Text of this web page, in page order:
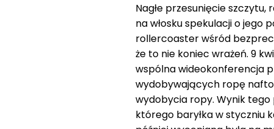
Nagłe przesunięcie
na włosku spekulacji o jego
rollercoaster wśród
że to nie koniec wrażeń. 9
wspólna wideokonferencja
wydobywających ropę
wydobycia ropy. Wynik
którego baryłka w styczniu